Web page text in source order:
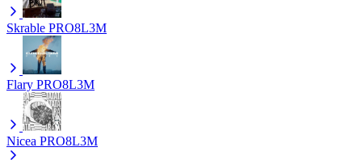
Skrable PRO8L3M
Flary PRO8L3M
Nicea PRO8L3M